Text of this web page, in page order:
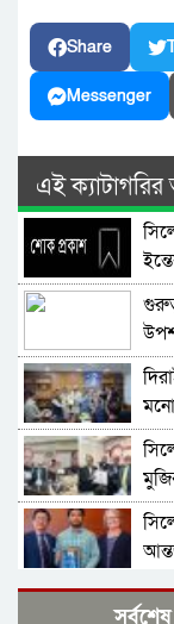
Share
Messenger
এই
সর্বশেষ